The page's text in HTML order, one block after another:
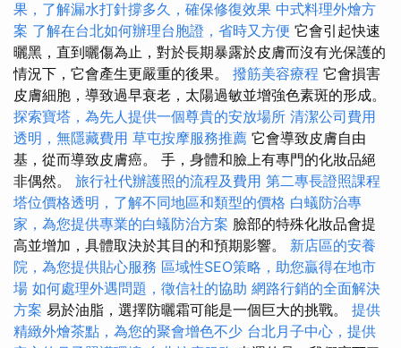
果，了解漏水打針撐多久，確保修復效果 中式料理外燴方
案 了解在台北如何辦理台胞證，省時又方便 它會引起快速
曬黑，直到曬傷為止，對於長期暴露於皮膚而沒有光保護的
情況下，它會產生更嚴重的後果。 撥筋美容療程 它會損害
皮膚細胞，導致過早衰老，太陽過敏並增強色素斑的形成。
探索寶塔，為先人提供一個尊貴的安放場所 清潔公司費用
透明，無隱藏費用 草屯按摩服務推薦 它會導致皮膚自由
基，從而導致皮膚癌。 手，身體和臉上有專門的化妝品絕
非偶然。 旅行社代辦護照的流程及費用 第二專長證照課程
塔位價格透明，了解不同地區和類型的價格 白蟻防治專
家，為您提供專業的白蟻防治方案 臉部的特殊化妝品會提
高並增加，具體取決於其目的和預期影響。 新店區的安養
院，為您提供貼心服務 區域性SEO策略，助您贏得在地市
場 如何處理外遇問題，徵信社的協助 網路行銷的全面解決
方案 易於油脂，選擇防曬霜可能是一個巨大的挑戰。 提供
精緻外燴茶點，為您的聚會增色不少 台北月子中心，提供